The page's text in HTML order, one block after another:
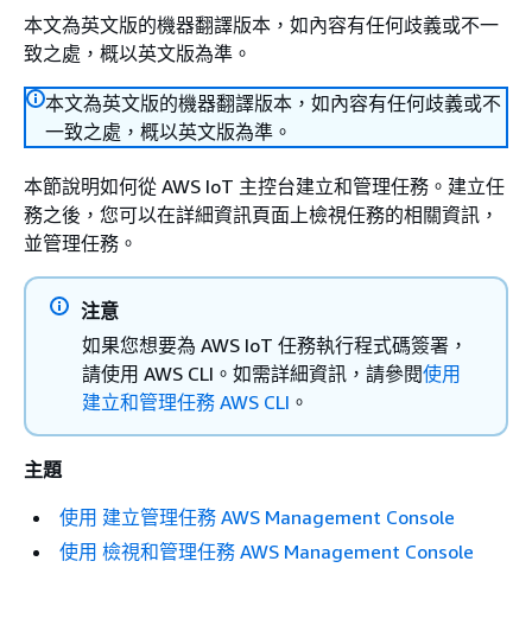
本文為英文版的機器翻譯版本，如內容有任何歧義或不一
致之處，概以英文版為準。
本文為英文版的機器翻譯版本，如內容有任何歧義或不
一致之處，概以英文版為準。
本節說明如何從 AWS IoT 主控台建立和管理任務。建立任
務之後，您可以在詳細資訊頁面上檢視任務的相關資訊，
並管理任務。
注意
如果您想要為 AWS IoT 任務執行程式碼簽署，
請使用 AWS CLI。如需詳細資訊，請參閱使用
建立和管理任務 AWS CLI 。
主題
使用 建立管理任務 AWS Management Console
使用 檢視和管理任務 AWS Management Console